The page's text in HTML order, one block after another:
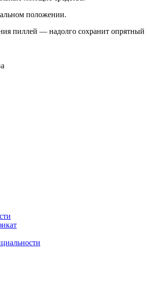
положении.
пиллей — надолго сохранит опрятный